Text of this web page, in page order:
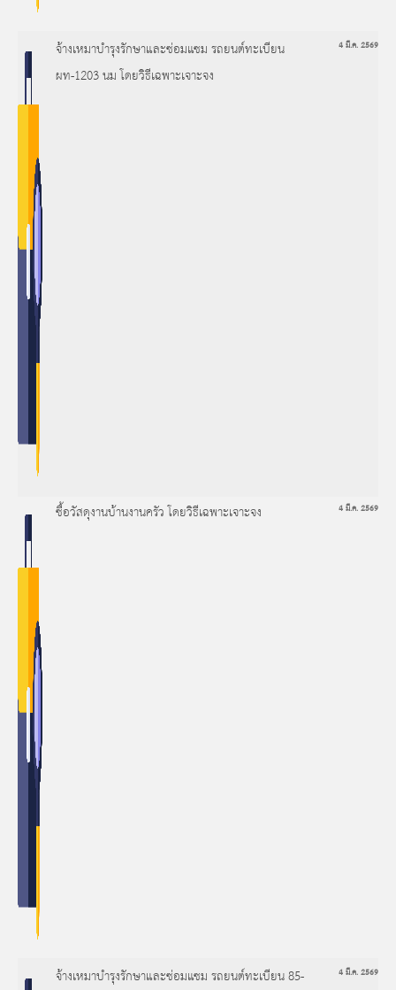
จ้างเหมาบำรุงรักษาและซ่อมแซม รถยนต์ทะเบียน
ผท-1203 นม โดยวิธีเฉพาะเจาะจง
4 มี.ค. 2569
ซื้อวัสดุงานบ้านงานครัว โดยวิธีเฉพาะเจาะจง 4 มี.ค. 2569
จ้างเหมาบำรุงรักษาและซ่อมแซม รถยนต์ทะเบียน 85-
4 มี.ค. 2569